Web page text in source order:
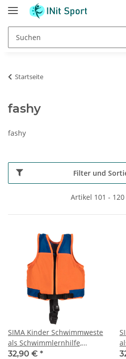
Startseite
fashy
fashy
Filter und
Artikel 101 - 120
SIMA Kinder Schwimmweste
als Schwimmlernhilfe,
Größe M
32,90 € *